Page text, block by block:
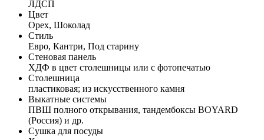
ЛДСП
Цвет
Орех, Шоколад
Стиль
Евро, Кантри, Под старину
Стеновая панель
ХДФ в цвет столешницы или с фотопечатью
Столешница
пластиковая; из искусственного камня
Выкатные системы
ПВШ полного открывания, тандембоксы BOYARD
(Россия) и др.
Сушка для посуды